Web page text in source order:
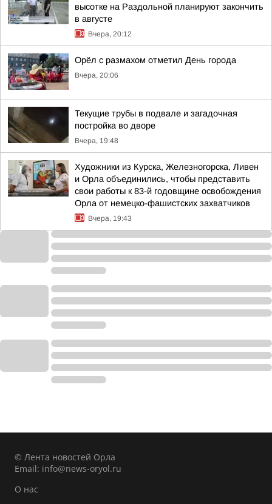
высотке на Раздольной планируют закончить
в августе
Вчера, 20:12
Орёл с размахом отметил День города
Вчера, 20:06
Текущие трубы в подвале и загадочная
постройка во дворе
Вчера, 19:48
Художники из Курска, Железногорска, Ливен
и Орла объединились, чтобы представить
свои работы к 83-й годовщине освобождения
Орла от немецко-фашистских захватчиков
Вчера, 19:43
© Лента новостей Орла
Email: info@news-oryol.ru
О нас